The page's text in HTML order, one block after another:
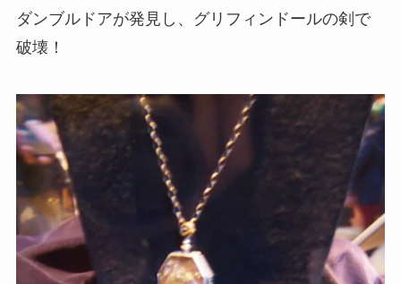
ダンブルドアが発見し、グリフィンドールの剣で
破壊！